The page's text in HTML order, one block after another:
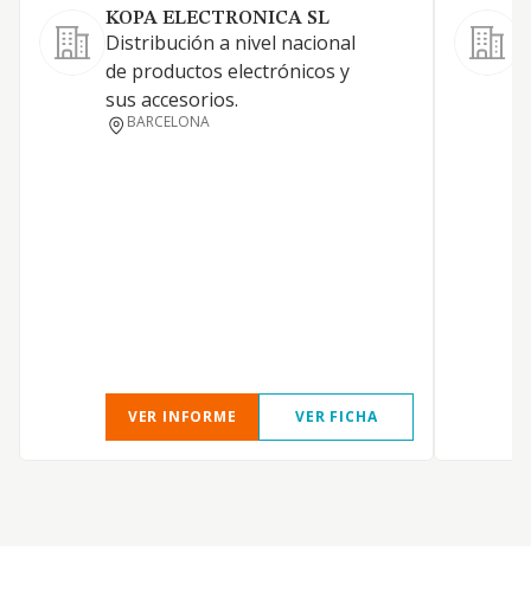
KOPA ELECTRONICA SL
Distribución a nivel nacional
de productos electrónicos y
sus accesorios.
BARCELONA
VER INFORME VER FICHA